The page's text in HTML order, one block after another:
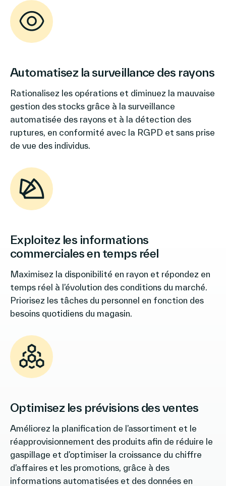
Automatisez la surveillance des rayons
Rationalisez les opérations et diminuez la mauvaise
gestion des stocks grâce à la surveillance
automatisée des rayons et à la détection des
ruptures, en conformité avec la RGPD et sans prise
de vue des individus.
Exploitez les informations
commerciales en temps réel
Maximisez la disponibilité en rayon et répondez en
temps réel à l’évolution des conditions du marché.
Priorisez les tâches du personnel en fonction des
besoins quotidiens du magasin.
Optimisez les prévisions des ventes
Améliorez la planification de l’assortiment et le
réapprovisionnement des produits afin de réduire le
gaspillage et d’optimiser la croissance du chiffre
d’affaires et les promotions, grâce à des
informations automatisées et des données en